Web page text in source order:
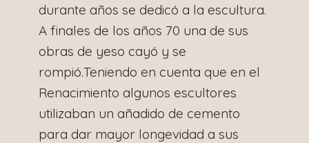
durante años se dedicó a la escultura.
A finales de los años 70 una de sus
obras de yeso cayó y se
rompió.Teniendo en cuenta que en el
Renacimiento algunos escultores
utilizaban un añadido de cemento
para dar mayor longevidad a sus